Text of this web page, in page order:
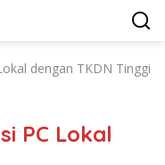
dengan TKDN Tinggi
PC Lokal